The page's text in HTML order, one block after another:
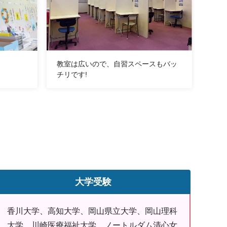
教室は広いので、自習スペースもバッ
チリです!
大学受験
香川大学、高知大学、岡山県立大学、岡山理科
大学、川崎医療福祉大学、ノートルダム清心女